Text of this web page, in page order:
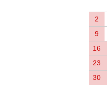
2
9
16
23
30